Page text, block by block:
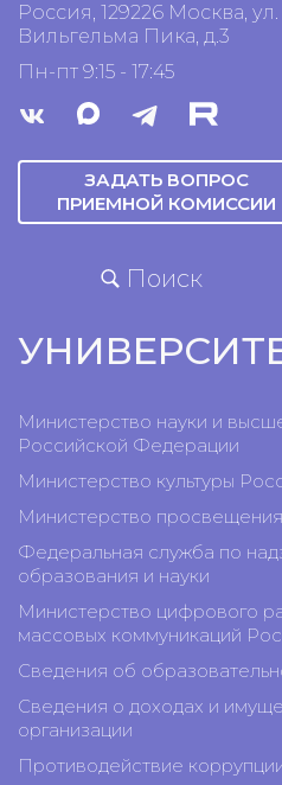
Россия, 129226 Москва, ул.
Вильгельма Пика, д.3
Пн-пт 9:15 - 17:45
ЗАДАТЬ ВОПРОС
ПРИЕМНОЙ КОМИССИИ
Поиск
Министерство науки и
Российской Федерации
Министерство культуры
Министерство
Федеральная служба по
образования и науки
Министерство цифрового
массовых коммуникаций
Сведения об
Сведения о доходах и
организации
Противодействие